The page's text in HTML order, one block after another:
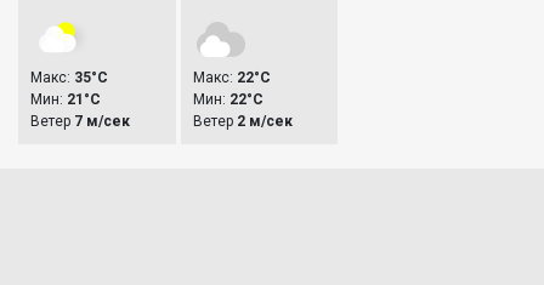
Макс: 35°C
Мин: 21°C
Ветер 7 м/сек
Макс: 22°C
Мин: 22°C
Ветер 2 м/сек